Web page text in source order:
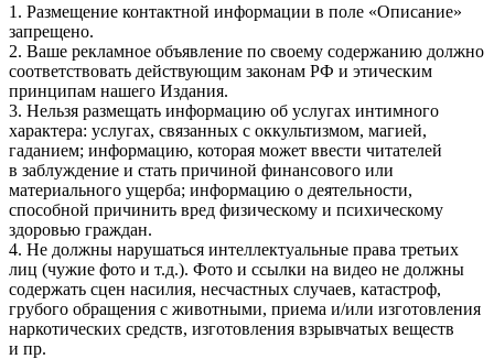
1. Размещение контактной информации в поле «Описание»
запрещено.
2. Ваше рекламное объявление по своему содержанию должно
соответствовать действующим законам РФ и этическим
принципам нашего Издания.
3. Нельзя размещать информацию об услугах интимного
характера: услугах, связанных с оккультизмом, магией,
гаданием; информацию, которая может ввести читателей
в заблуждение и стать причиной финансового или
материального ущерба; информацию о деятельности,
способной причинить вред физическому и психическому
здоровью граждан.
4. Не должны нарушаться интеллектуальные права третьих
лиц (чужие фото и т.д.). Фото и ссылки на видео не должны
содержать сцен насилия, несчастных случаев, катастроф,
грубого обращения с животными, приема и/или изготовления
наркотических средств, изготовления взрывчатых веществ
и пр.